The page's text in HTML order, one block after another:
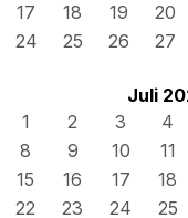
17
18 19 20
24
25 26 27
Juli
1
2 3 4
8
9 10 11
15
16 17 18
22
23 24 25